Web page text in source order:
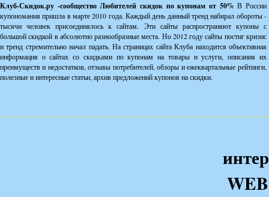
Клуб-Скидок.ру -сообщество Любителей скидок по купонам от 50%В России
купономания пришла в марте 2010 года. Каждый день данный тренд набирал обороты -
тысячи человек присоединялось к сайтам. Эти сайты распространяют купоны с
большой скидкой в абсолютно разнообразные места. Но 2012 году сайты постиг кризис
и тренд стремительно начал падать. На страницах сайта Клуба находится объективная
информация о сайтах со скидками по купонам на товары и услуги, описания их
преимуществ и недостатков, отзывы потребителей, обзоры и ежеквартальные рейтинги,
полезные и интересные статьи, архив предложений купонов на скидки.